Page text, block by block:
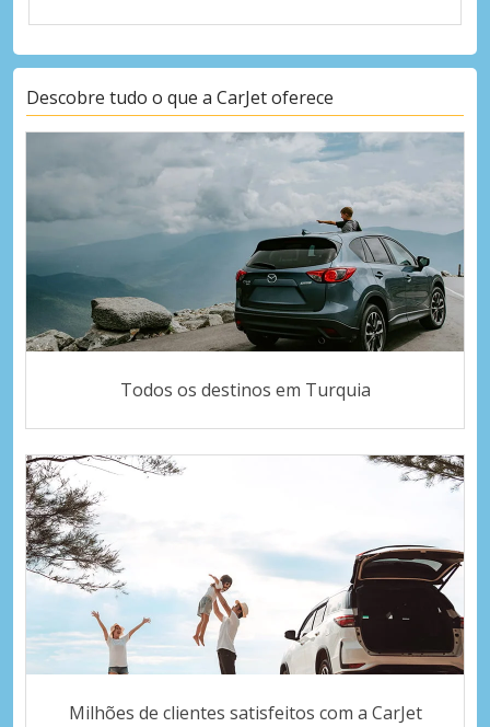
Descobre tudo o que a CarJet oferece
Todos os destinos em Turquia
Milhões de clientes satisfeitos com a CarJet